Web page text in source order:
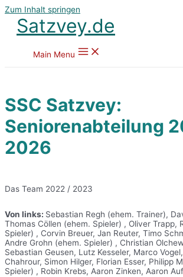
Zum Inhalt springen
Satzvey.de
Main Menu
SSC Satzvey:
Seniorenabteilung
2026
Das Team 2022 / 2023
Von links: Sebastian Regh (ehem. Trainer),
Thomas Cöllen (ehem. Spieler) , Oliver Trapp,
Spieler) , Corvin Breuer, Jan Reuter, Timo
Andre Grohn (ehem. Spieler) , Christian
Sebastian Geusen, Lutz Kesseler, Marco
Chahrour, Simon Hilger, Florian Esser, Philipp
Spieler) , Robin Krebs, Aaron Zinken, Aaron